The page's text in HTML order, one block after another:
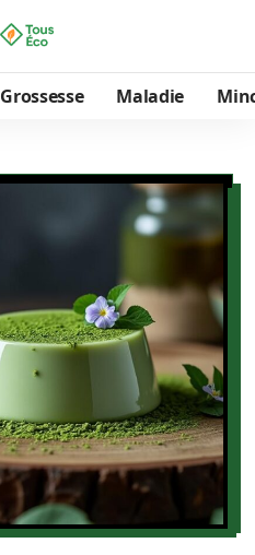
Grossesse Maladie